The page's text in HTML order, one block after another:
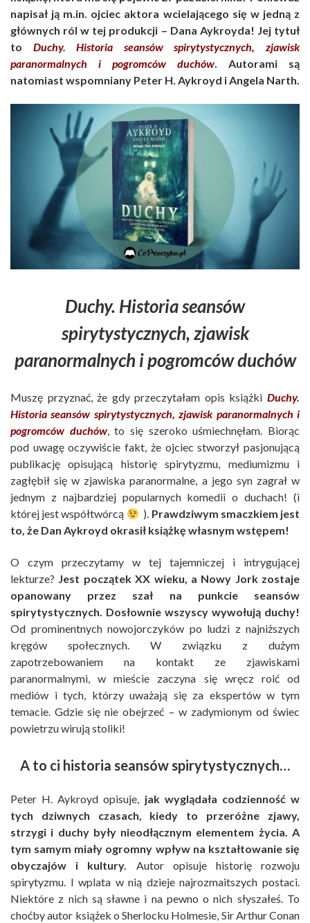
napisał ją m.in. ojciec aktora wcielającego się w jedną z
głównych ról w tej produkcji – Dana Aykroyda! Jej tytuł
to Duchy. Historia seansów spirytystycznych, zjawisk
paranormalnych i pogromców duchów. Autorami są
natomiast wspomniany Peter H. Aykroyd i Angela Narth.
Duchy. Historia seansów
spirytystycznych, zjawisk
paranormalnych i pogromców duchów
Muszę przyznać, że gdy przeczytałam opis książki Duchy.
Historia seansów spirytystycznych, zjawisk paranormalnych i
pogromców duchów, to się szeroko uśmiechnęłam. Biorąc
pod uwagę oczywiście fakt, że ojciec stworzył pasjonującą
publikację opisującą historię spirytyzmu, mediumizmu i
zagłębił się w zjawiska paranormalne, a jego syn zagrał w
jednym z najbardziej popularnych komedii o duchach! (i
której jest współtwórcą
). Prawdziwym smaczkiem jest
to, że Dan Aykroyd okrasił książkę własnym wstępem!
O czym przeczytamy w tej tajemniczej i intrygującej
lekturze? Jest początek XX wieku, a Nowy Jork zostaje
opanowany przez szał na punkcie seansów
spirytystycznych. Dosłownie wszyscy wywołują duchy!
Od prominentnych nowojorczyków po ludzi z najniższych
kręgów społecznych. W związku z dużym
zapotrzebowaniem na kontakt ze zjawiskami
paranormalnymi, w mieście zaczyna się wręcz roić od
mediów i tych, którzy uważają się za ekspertów w tym
temacie. Gdzie się nie obejrzeć – w zadymionym od świec
powietrzu wirują stoliki!
A to ci historia seansów spirytystycznych…
Peter H. Aykroyd opisuje, jak wyglądała codzienność w
tych dziwnych czasach, kiedy to przeróżne zjawy,
strzygi i duchy były nieodłącznym elementem życia. A
tym samym miały ogromny wpływ na kształtowanie się
obyczajów i kultury. Autor opisuje historię rozwoju
spirytyzmu. I wplata w nią dzieje najrozmaitszych postaci.
Niektóre z nich są sławne i na pewno o nich słyszałeś. To
choćby autor książek o Sherlocku Holmesie, Sir Arthur Conan